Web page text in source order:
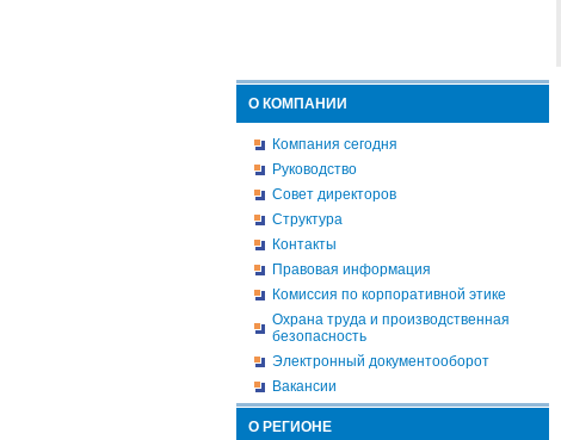
О КОМПАНИИ
Компания сегодня
Руководство
Совет директоров
Структура
Контакты
Правовая информация
Комиссия по корпоративной этике
Охрана труда и производственная
безопасность
Электронный документооборот
Вакансии
О РЕГИОНЕ